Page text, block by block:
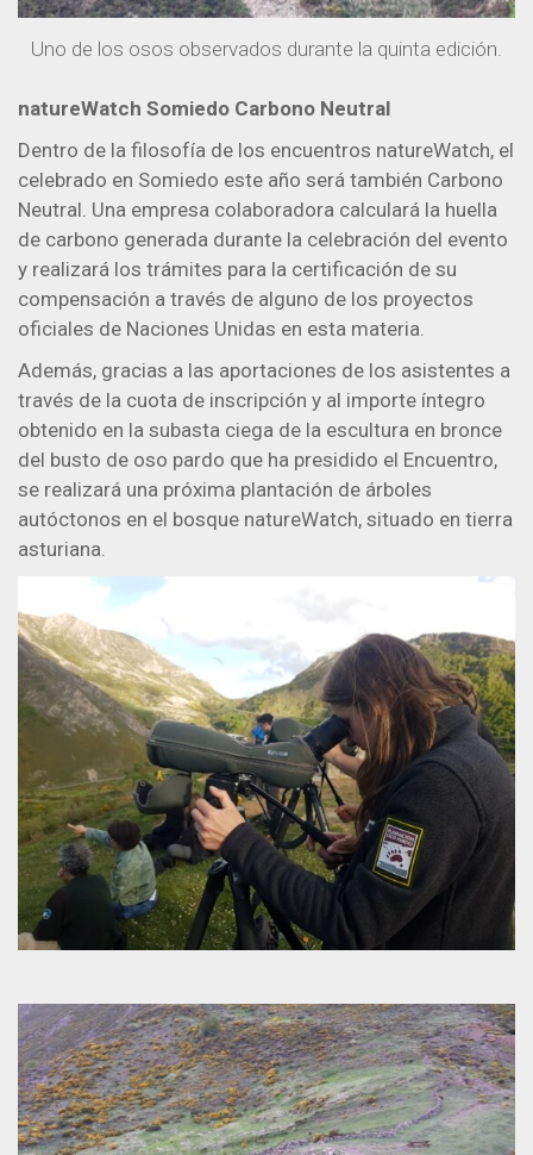
Uno de los osos observados durante la quinta edición.
natureWatch Somiedo Carbono Neutral
Dentro de la filosofía de los encuentros natureWatch, el
celebrado en Somiedo este año será también Carbono
Neutral. Una empresa colaboradora calculará la huella
de carbono generada durante la celebración del evento
y realizará los trámites para la certificación de su
compensación a través de alguno de los proyectos
oficiales de Naciones Unidas en esta materia.
Además, gracias a las aportaciones de los asistentes a
través de la cuota de inscripción y al importe íntegro
obtenido en la subasta ciega de la escultura en bronce
del busto de oso pardo que ha presidido el Encuentro,
se realizará una próxima plantación de árboles
autóctonos en el bosque natureWatch, situado en tierra
asturiana.